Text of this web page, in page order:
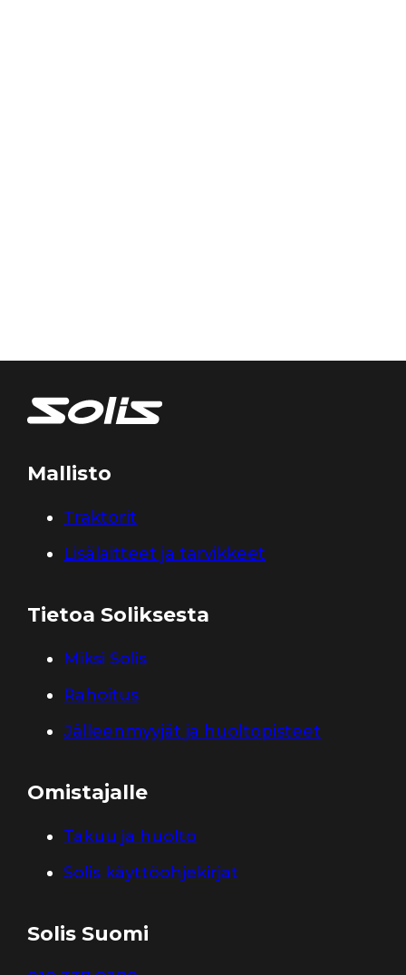
Mallisto
Traktorit
Lisälaitteet ja tarvikkeet
Tietoa Soliksesta
Miksi Solis
Rahoitus
Jälleenmyyjät ja huoltopisteet
Omistajalle
Takuu ja huolto
Solis käyttöohjekirjat
Solis Suomi